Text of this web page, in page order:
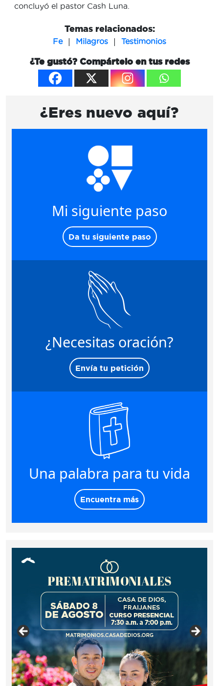
concluyó el pastor Cash Luna.
Temas relacionados:
Fe | Milagros | Testimonios
¿Te gustó? Compártelo en tus redes
¿Eres nuevo aquí?
Mi siguiente paso
Da tu siguiente paso
¿Necesitas oración?
Envía tu petición
Una palabra para tu vida
Encuentra más